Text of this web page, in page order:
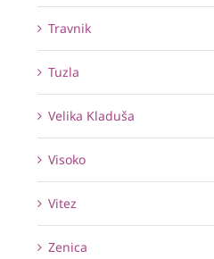
Travnik
Tuzla
Velika Kladuša
Visoko
Vitez
Zenica